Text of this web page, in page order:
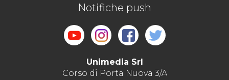
Notifiche push
Unimedia Srl
Corso di Porta Nuova 3/A